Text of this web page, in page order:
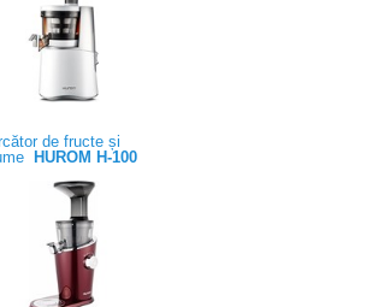
de fructe și
HUROM H-100